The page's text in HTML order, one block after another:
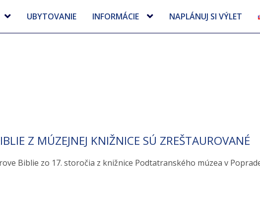
OKOLIE V ZIME
UBYTOVANIE INFORMÁCIE
MESAČNÍK POPRAD NAPLÁNUJ SI VÝLET
Z MÚZEJNEJ KNIŽNICE SÚ ZREŠTAUROVANÉ
Biblie zo 17. storočia z knižnice Podtatranského múzea v